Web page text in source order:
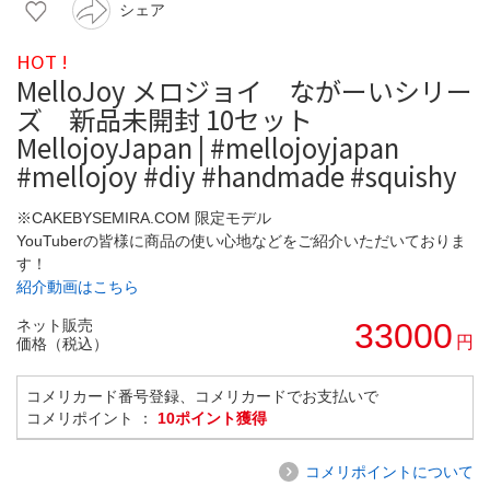
シェア
HOT !
MelloJoy メロジョイ ながーいシリー
ズ 新品未開封 10セット
MellojoyJapan | #mellojoyjapan
#mellojoy #diy #handmade #squishy
※CAKEBYSEMIRA.COM 限定モデル
YouTuberの皆様に商品の使い心地などをご紹介いただいておりま
す！
紹介動画はこちら
ネット販売
価格（税込）
33000 円
コメリカード番号登録、コメリカードでお支払いで
コメリポイント ： 10ポイント獲得
コメリポイントについて